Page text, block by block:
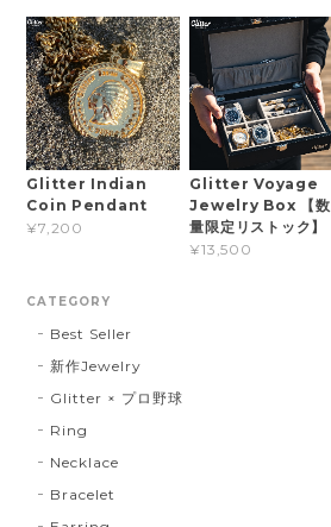
Glitter Indian
Coin Pendant
¥7,200
Glitter Voyage
Jewelry Box 【数
量限定リストック】
¥13,500
CATEGORY
Best Seller
新作Jewelry
Glitter × プロ野球
Ring
Necklace
Bracelet